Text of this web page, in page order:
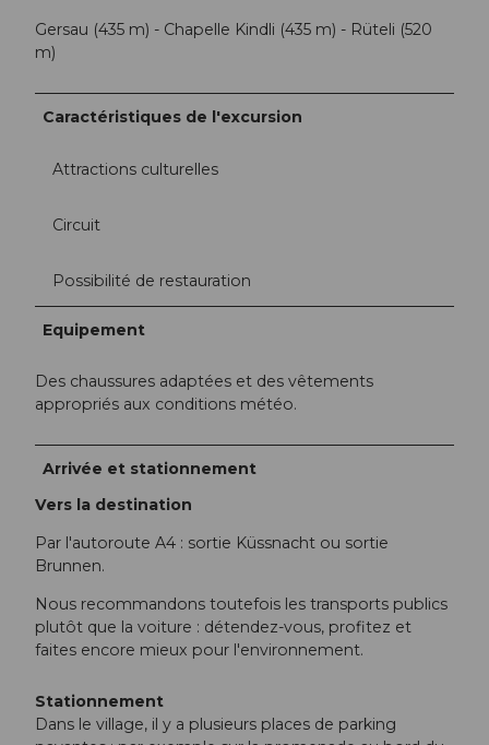
Gersau (435 m) - Chapelle Kindli (435 m) - Rüteli (520
m)
Caractéristiques de l'excursion
Attractions culturelles
Circuit
Possibilité de restauration
Equipement
Des chaussures adaptées et des vêtements
appropriés aux conditions météo.
Arrivée et stationnement
Vers la destination
Par l'autoroute A4 : sortie Küssnacht ou sortie
Brunnen.
Nous recommandons toutefois les transports publics
plutôt que la voiture : détendez-vous, profitez et
faites encore mieux pour l'environnement.
Stationnement
Dans le village, il y a plusieurs places de parking